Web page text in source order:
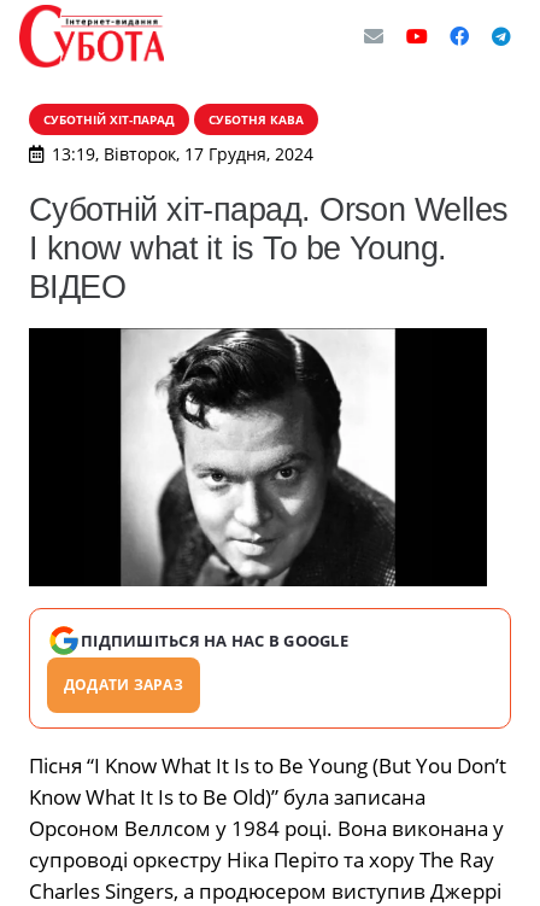
СУБОТНІЙ ХІТ-ПАРАД СУБОТНЯ КАВА
13:19, Вівторок, 17 Грудня, 2024
Суботній хіт-парад. Orson Welles
I know what it is To be Young.
ВІДЕО
ПІДПИШІТЬСЯ НА НАС В GOOGLE
ДОДАТИ ЗАРАЗ
Пісня “I Know What It Is to Be Young (But You Don’t
Know What It Is to Be Old)” була записана
Орсоном Веллсом у 1984 році. Вона виконана у
супроводі оркестру Ніка Періто та хору The Ray
Charles Singers, а продюсером виступив Джеррі